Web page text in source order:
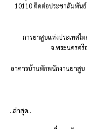
10110 ติดต่อประชาสัมพัน
การยาสูบแห่งประเทศไ
จ.พระนครศรี
อาคารบ้านพักพนักงานยาสูบ
..ล่าสุด..